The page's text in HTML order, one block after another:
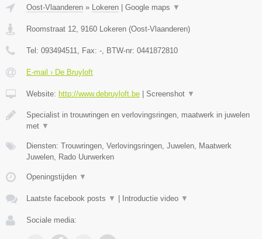
Oost-Vlaanderen » Lokeren Google maps ▼
Roomstraat 12, 9160 Lokeren (Oost-Vlaanderen)
Tel: 093494511, Fax: -, BTW-nr: 0441872810
E-mail › De Bruyloft
Website: http://www.debruyloft.be Screenshot ▼
Specialist in trouwringen en verlovingsringen, maatwerk in juwelen
met ▼
Diensten: Trouwringen, Verlovingsringen, Juwelen, Maatwerk
Juwelen, Rado Uurwerken
Openingstijden ▼
Laatste facebook posts ▼ Introductie video ▼
Sociale media: